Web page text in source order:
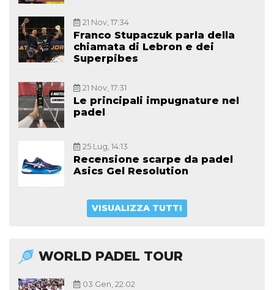
21 Nov, 17:34
Franco Stupaczuk parla della
chiamata di Lebron e dei
Superpibes
21 Nov, 17:31
Le principali impugnature nel
padel
25 Lug, 14:13
Recensione scarpe da padel
Asics Gel Resolution
VISUALIZZA TUTTI
WORLD PADEL TOUR
03 Gen, 22:02